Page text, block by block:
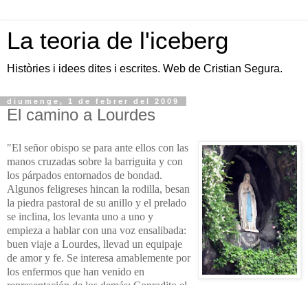
La teoria de l'iceberg
Històries i idees dites i escrites. Web de Cristian Segura.
diumenge, 1 de febrer del 2009
El camino a Lourdes
"El señor obispo se para ante ellos con las
manos cruzadas sobre la barriguita y con
los párpados entornados de bondad.
Algunos feligreses hincan la rodilla, besan
la piedra pastoral de su anillo y el prelado
se inclina, los levanta uno a uno y
empieza a hablar con una voz ensalibada:
buen viaje a Lourdes, llevad un equipaje
de amor y fe. Se interesa amablemente por
los enfermos que han venido en